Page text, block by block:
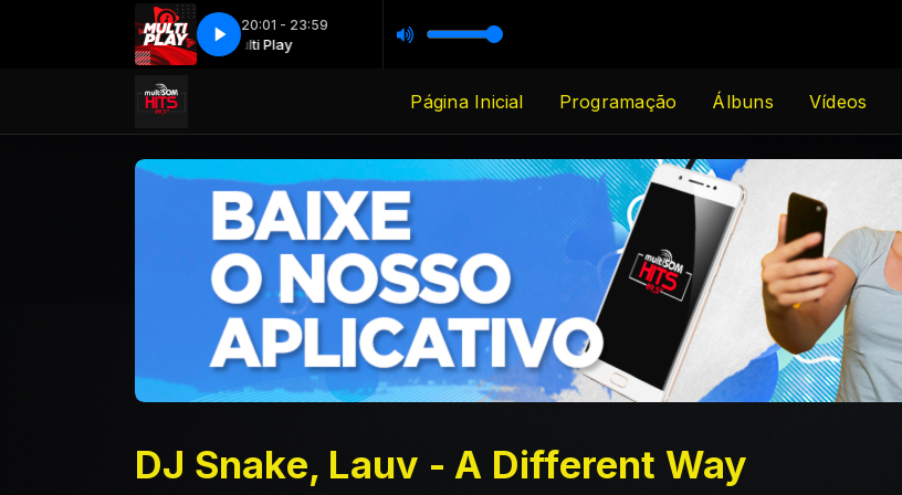
20:01 - 23:59
Multi Play
Página Inicial Programação Álbuns Vídeos
DJ Snake, Lauv - A Different Way